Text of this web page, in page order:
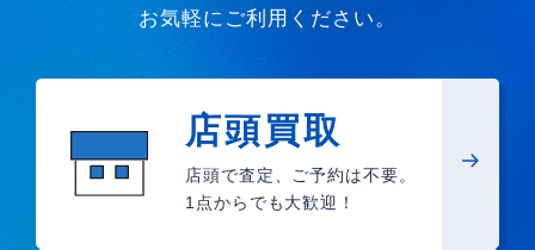
お気軽にご利用ください。
店頭買取
店頭で査定、ご予約は不要。
1点からでも大歓迎！